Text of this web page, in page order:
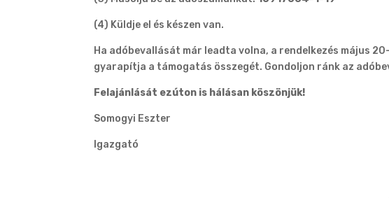
(4) Küldje el és készen van.
Ha adóbevallását már leadta volna, a rendelkezés május
gyarapítja a támogatás összegét. Gondoljon ránk az
Felajánlását ezúton is hálásan köszönjük!
Somogyi Eszter
Igazgató